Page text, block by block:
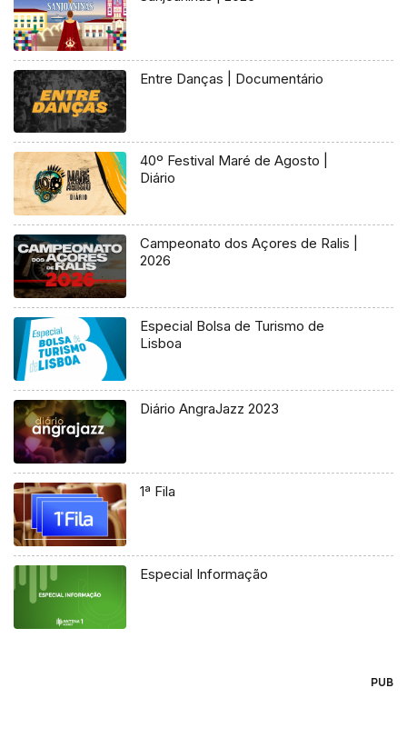
Entre Danças | Documentário
40º Festival Maré de Agosto |
Diário
Campeonato dos Açores de Ralis |
2026
Especial Bolsa de Turismo de
Lisboa
Diário AngraJazz 2023
1ª Fila
Especial Informação
PUB